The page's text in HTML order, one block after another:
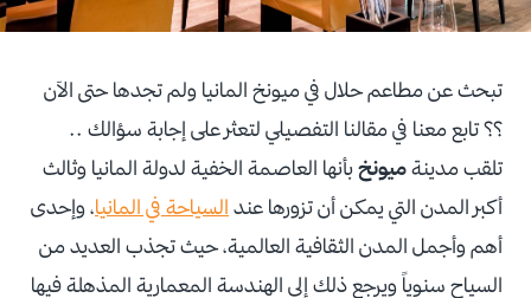
تبحث عن مطاعم حلال في ميونخ المانيا ولم تجدها حتى الآن
؟؟ تابع معنا في مقالنا التفصيلي لتعثر على إجابة سؤالك ..
تلقب مدينةميونخبأنها العاصمة الخفية لدولة المانيا وثالث
أكبر المدن التي يمكن أن تزورها عند السياحة في المانيا، وإحدى
أهم وأجمل المدن الثقافية العالمية،حيث تجذب العديد من
السياح سنوياً ويرجع ذلك إلى الهندسة المعمارية المذهلة فيها